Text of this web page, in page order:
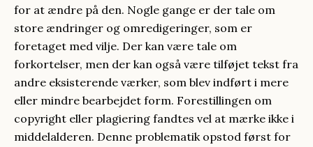
for at ændre på den. Nogle gange er der tale om
store ændringer og omredigeringer, som er
foretaget med vilje. Der kan være tale om
forkortelser, men der kan også være tilføjet tekst fra
andre eksisterende værker, som blev indført i mere
eller mindre bearbejdet form. Forestillingen om
copyright eller plagiering fandtes vel at mærke ikke i
middelalderen. Denne problematik opstod først for